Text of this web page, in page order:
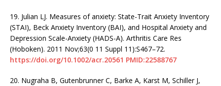
19. Julian LJ. Measures of anxiety: State-Trait Anxiety Inventory
(STAI), Beck Anxiety Inventory (BAI), and Hospital Anxiety and
Depression Scale-Anxiety (HADS-A). Arthritis Care Res
(Hoboken). 2011 Nov;63(0 11 Suppl 11):S467–72.
https://doi.org/10.1002/acr.20561 PMID:22588767
20. Nugraha B, Gutenbrunner C, Barke A, Karst M, Schiller J,